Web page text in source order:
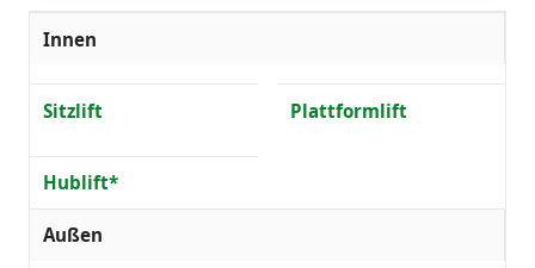
Innen
Sitzlift Plattformlift
Hublift*
Außen